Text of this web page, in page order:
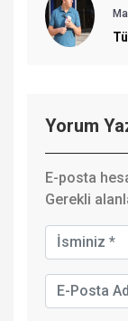
Yorum
E-posta
Gerekli